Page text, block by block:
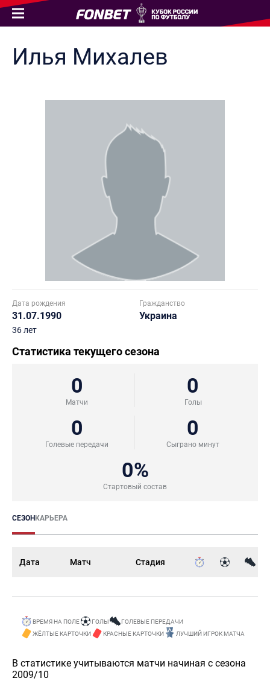
Илья Михалев
Дата рождения
31.07.1990
36 лет
Гражданство
Украина
Статистика текущего сезона
0
Матчи
0
Голы
0
Голевые передачи
0
Сыграно минут
0%
Стартовый состав
СЕЗОНКАРЬЕРА
Дата Матч Стадия
ВРЕМЯ НА ПОЛЕ ГОЛЫ
ГОЛЕВЫЕ ПЕРЕДАЧИ
ЖЁЛТЫЕ КАРТОЧКИ
КРАСНЫЕ КАРТОЧКИ ЛУЧШИЙ ИГРОК МАТЧА
В статистике учитываются матчи начиная с сезона
2009/10